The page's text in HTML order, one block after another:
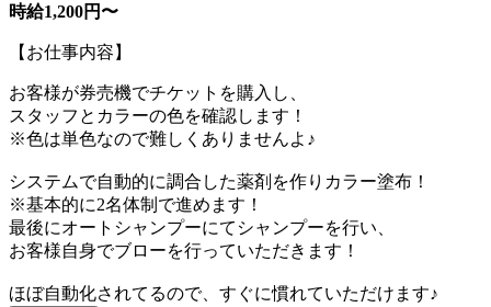
時給1,200円〜
【お仕事内容】
お客様が券売機でチケットを購入し、
スタッフとカラーの色を確認します！
※色は単色なので難しくありませんよ♪
システムで自動的に調合した薬剤を作りカラー塗布！
※基本的に2名体制で進めます！
最後にオートシャンプーにてシャンプーを行い、
お客様自身でブローを行っていただきます！
ほぼ自動化されてるので、すぐに慣れていただけます♪